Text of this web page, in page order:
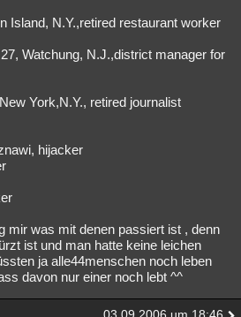
Island, N.Y.,retired restaurant worker
Watchung, N.J.,district manager for
York,N.Y., retired journalist
hijacker
mir was mit denen passiert ist , denn
ist und man hatte keine leichen
ja alle44menschen noch leben
davon nur einer noch lebt ^^